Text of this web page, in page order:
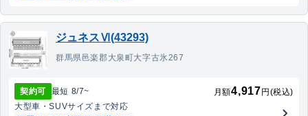
ジュネスⅥ(43293)
群馬県邑楽郡大泉町大字古氷267
契約可 最短 8/7~ 月額4,917 円(税込)
大型車・SUVサイズまで対応